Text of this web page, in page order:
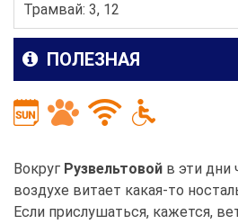
Трамвай: 3, 12
ПОЛЕЗНАЯ
Вокруг Рузвельтовой в эти дни
воздухе витает какая-то
Если прислушаться, кажется,